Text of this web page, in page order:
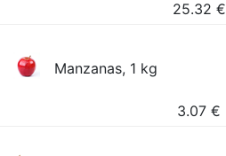
25.32 €
Manzanas, 1 kg
3.07 €